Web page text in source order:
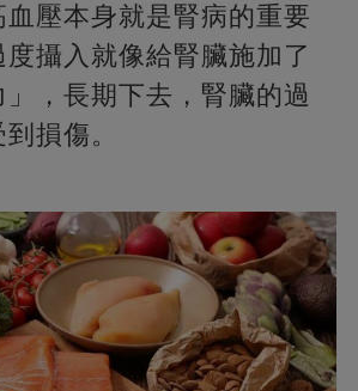
壓本身就是腎病的重要
攝入就像給腎臟施加了
，長期下去，腎臟的過
損傷。